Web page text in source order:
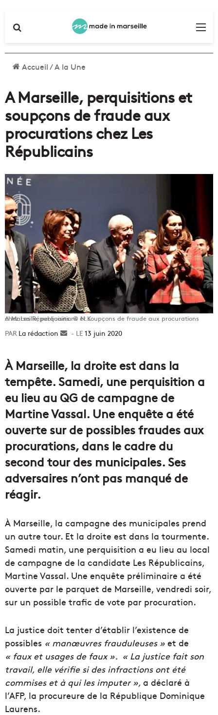
Accueil/A la Une
A Marseille, perquisitions et
soupçons de fraude aux
procurations chez Les
Républicains
A Marseille, perquisitions et soupçons de fraude aux procurations chez Les Républicains. © N.K.
La rédaction
Envoyer13 juin 2020
À Marseille, la droite est dans la
tempête. Samedi, une perquisition a
eu lieu au QG de campagne de
Martine Vassal. Une enquête a été
ouverte sur de possibles fraudes aux
procurations, dans le cadre du
second tour des municipales. Ses
adversaires n’ont pas manqué de
réagir.
À Marseille, la campagne des municipales prend
un autre tour. Et la droite est dans la tourmente.
Samedi matin, une perquisition a eu lieu au local
de campagne de la candidate Les Républicains,
Martine Vassal. Une enquête préliminaire a été
ouverte par le parquet de Marseille, vendredi soir,
sur un possible trafic de vote par procuration.
La justice doit tenter d’établir l’existence de
possibles « manœuvres frauduleuses » et de
« faux et usages de faux ». « La justice fait son
travail, elle vérifie si des infractions ont été
commises et à qui les imputer », a déclaré à
l’AFP, la procureure de la République Dominique
Laurens.